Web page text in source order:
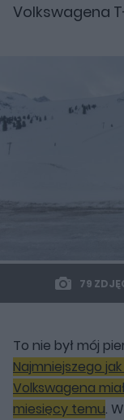
Volkswagena
79
To nie był mój
Najmniejszego
Volkswagena
miesięcy temu.